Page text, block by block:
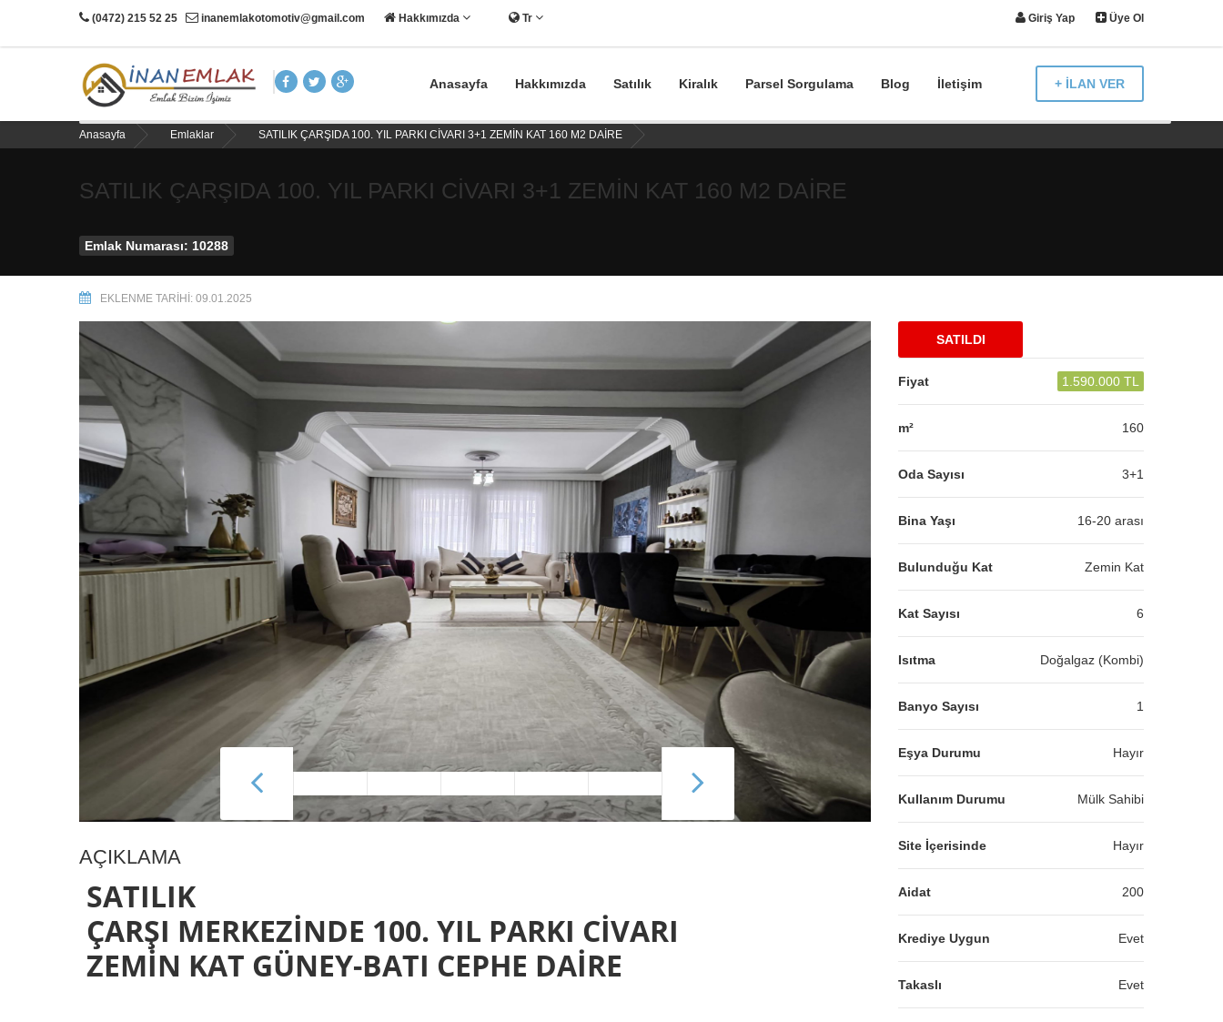
(0472) 215 52 25 inanemlakotomotiv@gmail.com Hakkımızda Tr Giriş Yap Üye Ol
Anasayfa Hakkımızda Satılık Kiralık Parsel Sorgulama Blog İletişim + İLAN VER
Anasayfa Emlaklar SATILIK ÇARŞIDA 100. YIL PARKI CİVARI 3+1 ZEMİN KAT 160 M2 DAİRE
SATILIK ÇARŞIDA 100. YIL PARKI CİVARI 3+1 ZEMİN KAT 160 M2 DAİRE
Emlak Numarası: 10288
EKLENME TARIHI: 09.01.2025
AÇIKLAMA
SATILIK
ÇARŞI MERKEZİNDE 100. YIL PARKI CİVARI
ZEMİN KAT GÜNEY-BATI CEPHE DAİRE
SATILDI
Fiyat 1.590.000 TL
m² 160
Oda Sayısı 3+1
Bina Yaşı 16-20 arası
Bulunduğu Kat Zemin Kat
Kat Sayısı 6
Isıtma Doğalgaz (Kombi)
Banyo Sayısı 1
Eşya Durumu Hayır
Kullanım Durumu Mülk Sahibi
Site İçerisinde Hayır
Aidat 200
Krediye Uygun Evet
Takaslı Evet